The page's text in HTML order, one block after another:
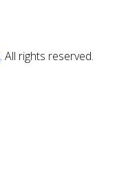
. All rights reserved.